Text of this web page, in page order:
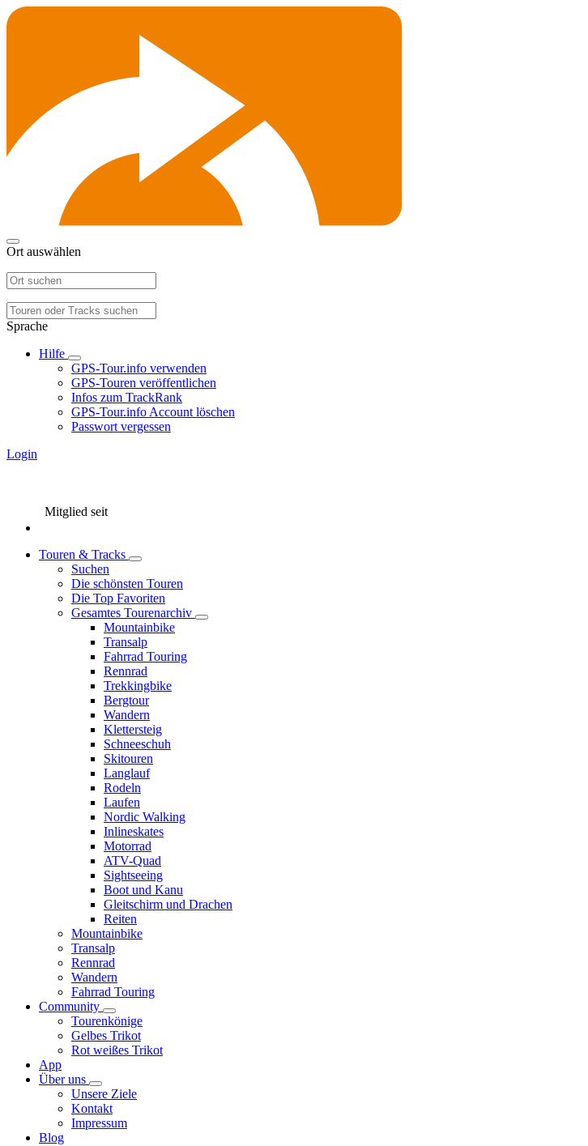
Ort auswählen
Sprache
Hilfe
GPS-Tour.info verwenden
GPS-Touren veröffentlichen
Infos zum TrackRank
GPS-Tour.info Account löschen
Passwort vergessen
Login
Mitglied seit
Touren & Tracks
Suchen
Die schönsten Touren
Die Top Favoriten
Gesamtes Tourenarchiv
Mountainbike
Transalp
Fahrrad Touring
Rennrad
Trekkingbike
Bergtour
Wandern
Klettersteig
Schneeschuh
Skitouren
Langlauf
Rodeln
Laufen
Nordic Walking
Inlineskates
Motorrad
ATV-Quad
Sightseeing
Boot und Kanu
Gleitschirm und Drachen
Reiten
Mountainbike
Transalp
Rennrad
Wandern
Fahrrad Touring
Community
Tourenkönige
Gelbes Trikot
Rot weißes Trikot
App
Über uns
Unsere Ziele
Kontakt
Impressum
Blog